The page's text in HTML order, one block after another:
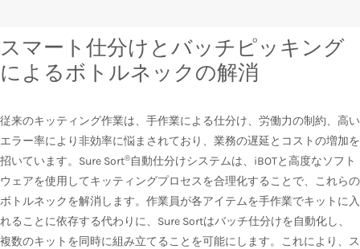
スマート仕分けとバッチピッキング
によるボトルネックの解消
従来のキッティング作業は、手作業による仕分け、労働力の制約、高い
エラー率により非効率に悩まされており、業務の遅延とコストの増加を
招いています。Sure Sort®自動仕分けシステムは、iBOTと高度なソフト
ウェアを使用してキッティングプロセスを合理化することで、これらの
ボトルネックを解消します。作業員が各アイテムを手作業でキットに入
れることに依存する代わりに、Sure Sortはバッチ仕分けを自動化し、
複数のキットを同時に組み立てることを可能にします。これにより、ス